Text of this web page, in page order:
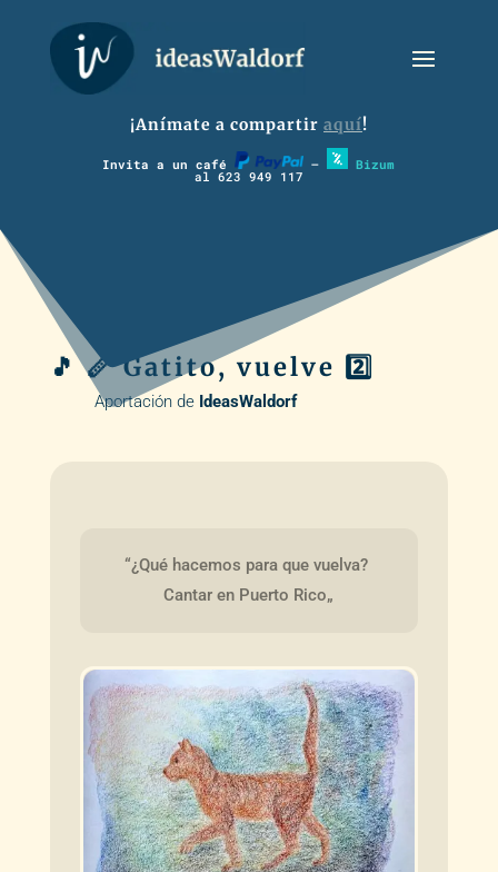
¡Anímate a compartir aquí!
Invita a un café – Bizum
al 623 949 117
🎵 🪈 Gatito, vuelve 2️⃣
Aportación de IdeasWaldorf
“¿Qué hacemos para que vuelva?
Cantar en Puerto Rico„